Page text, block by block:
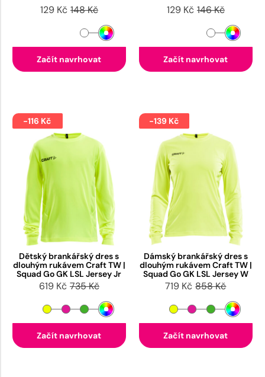
129 Kč 148 Kč
Začít navrhovat
129 Kč 146 Kč
Začít navrhovat
-116 Kč
Dětský brankářský dres s
dlouhým rukávem Craft TW |
Squad Go GK LSL Jersey Jr
619 Kč 735 Kč
Začít navrhovat
-139 Kč
Dámský brankářský dres s
dlouhým rukávem Craft TW |
Squad Go GK LSL Jersey W
719 Kč 858 Kč
Začít navrhovat